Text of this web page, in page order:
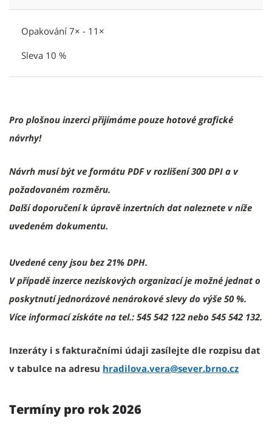
Opakování 7× - 11×
Sleva 10 %
Pro plošnou inzerci přijímáme pouze hotové grafické
návrhy!
Návrh musí být ve formátu PDF v rozlišení 300 DPI a v
požadovaném rozměru.
Další doporučení k úpravě inzertních dat naleznete v níže
uvedeném dokumentu.
Uvedené ceny jsou bez 21% DPH.
V případě inzerce neziskových organizací je možné jednat o
poskytnutí jednorázové nenárokové slevy do výše 50 %.
Více informací získáte na tel.: 545 542 122 nebo 545 542 132.
Inzeráty i s fakturačními údaji zasílejte dle rozpisu dat
v tabulce na adresu hradilova.vera@sever.brno.cz
Termíny pro rok 2026